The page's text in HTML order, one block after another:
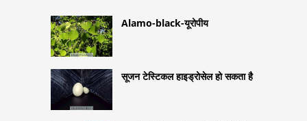
Alamo-black-यूरोपीय
सूजन टेस्टिकल हाइड्रोसेल हो सकता है